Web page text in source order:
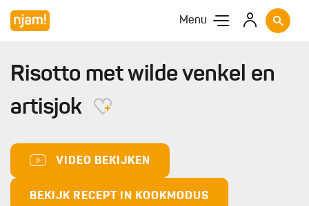
Menu
Risotto met wilde venkel en
artisjok
VIDEO BEKIJKEN
BEKIJK RECEPT IN KOOKMODUS